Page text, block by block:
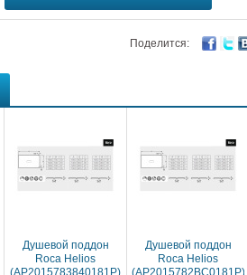
Поделится:
Душевой поддон
Roca Helios
(AP2015783840181P)
Душевой поддон
Roca Helios
(AP2015782BC0181P)